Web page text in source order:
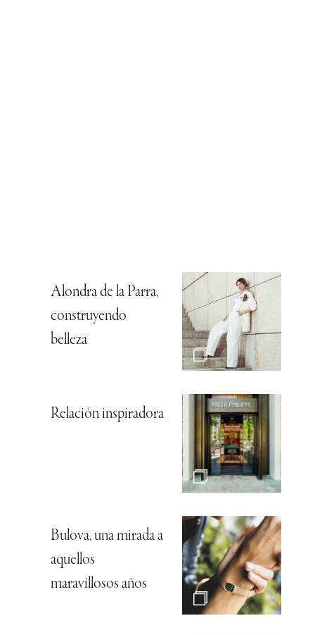
Alondra de la Parra,
construyendo
belleza
Relación inspiradora
Bulova, una mirada a
aquellos
maravillosos años